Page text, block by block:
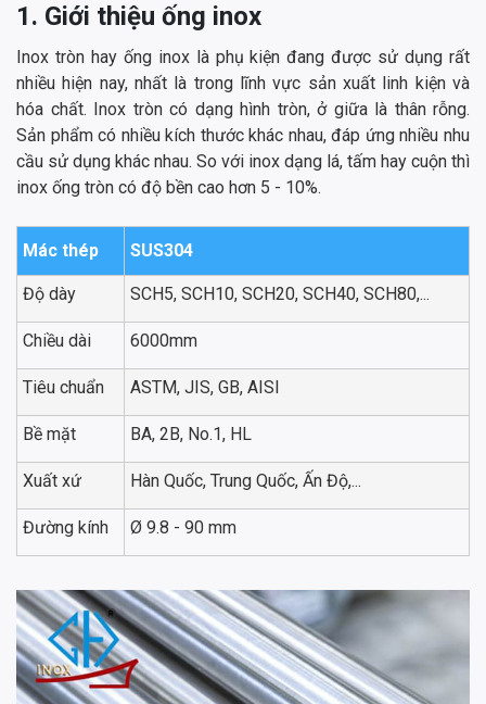
1. Giới thiệu ống inox
Inox tròn hay ống inox là phụ kiện đang được sử dụng rất
nhiều hiện nay, nhất là trong lĩnh vực sản xuất linh kiện và
hóa chất. Inox tròn có dạng hình tròn, ở giữa là thân rỗng.
Sản phẩm có nhiều kích thước khác nhau, đáp ứng nhiều nhu
cầu sử dụng khác nhau. So với inox dạng lá, tấm hay cuộn thì
inox ống tròn có độ bền cao hơn 5 - 10%.
Mác thép SUS304
Độ dày SCH5, SCH10, SCH20, SCH40, SCH80,...
Chiều dài 6000mm
Tiêu chuẩn ASTM, JIS, GB, AISI
Bề mặt BA, 2B, No.1, HL
Xuất xứ Hàn Quốc, Trung Quốc, Ấn Độ,...
Đường kính Ø 9.8 - 90 mm